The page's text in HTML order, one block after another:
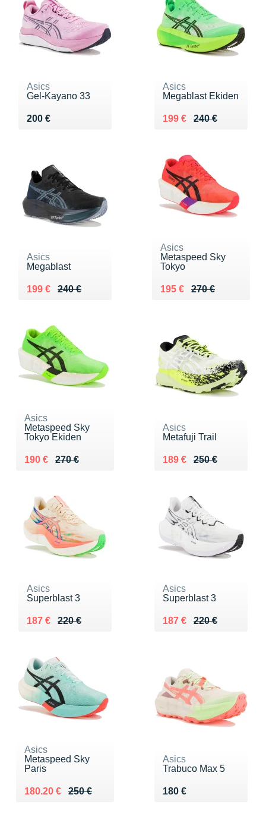
Asics
Gel-Kayano 33
200 €
Vendu 200 €
Asics
Megablast Ekiden
240 €
Au lieu de 240 €
199 €
Vendu 199 €
Asics
Megablast
240 €
Au lieu de 240 €
199 €
Vendu 199 €
Asics
Metaspeed Sky
Tokyo
270 €
Au lieu de 270 €
195 €
Vendu 195 €
Asics
Metaspeed Sky
Tokyo Ekiden
270 €
Au lieu de 270 €
190 €
Vendu 190 €
Asics
Metafuji Trail
250 €
Au lieu de 250 €
189 €
Vendu 189 €
Asics
Superblast 3
220 €
Au lieu de 220 €
187 €
Vendu 187 €
Asics
Superblast 3
220 €
Au lieu de 220 €
187 €
Vendu 187 €
Asics
Metaspeed Sky
Paris
250 €
Au lieu de 250 €
180.20 €
Vendu 180.20 €
Asics
Trabuco Max 5
180 €
Vendu 180 €